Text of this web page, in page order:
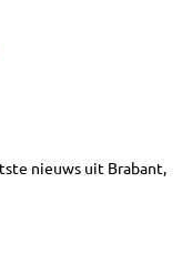
nieuws uit Brabant,